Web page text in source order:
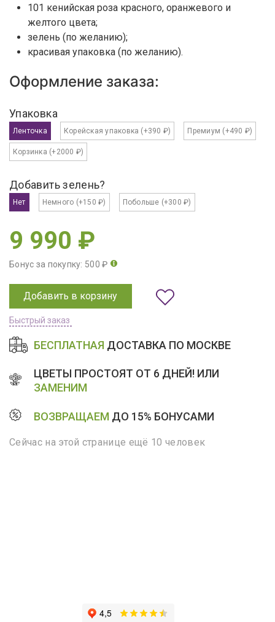
101 кенийская роза красного, оранжевого и
желтого цвета;
зелень (по желанию);
красивая упаковка (по желанию).
Оформление заказа:
Упаковка
Ленточка Корейская упаковка (+390 ₽) Премиум (+490 ₽)
Корзинка (+2000 ₽)
Добавить зелень?
Нет Немного (+150 ₽) Побольше (+300 ₽)
9 990 ₽
Бонус за покупку: 500 ₽
Добавить в корзину
Быстрый заказ
БЕСПЛАТНАЯ ДОСТАВКА ПО МОСКВЕ
ЦВЕТЫ ПРОСТОЯТ ОТ 6 ДНЕЙ! ИЛИ
ЗАМЕНИМ
ВОЗВРАЩАЕМ ДО 15% БОНУСАМИ
Сейчас на этой странице ещё 10 человек